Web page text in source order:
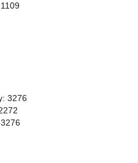
3276